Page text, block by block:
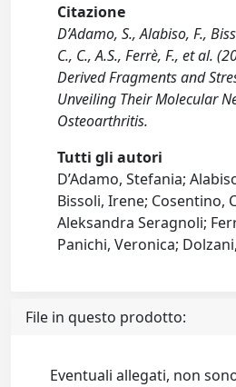
Citazione
D’Adamo, S., Alabiso, F.,
C., C., A.S., Ferrè, F., et al.
Derived Fragments and
Unveiling Their Molecular
Osteoarthritis.
Tutti gli autori
D’Adamo, Stefania;
Bissoli, Irene; Cosentino,
Aleksandra Seragnoli;
Panichi, Veronica;
File in questo prodotto:
Eventuali allegati, non